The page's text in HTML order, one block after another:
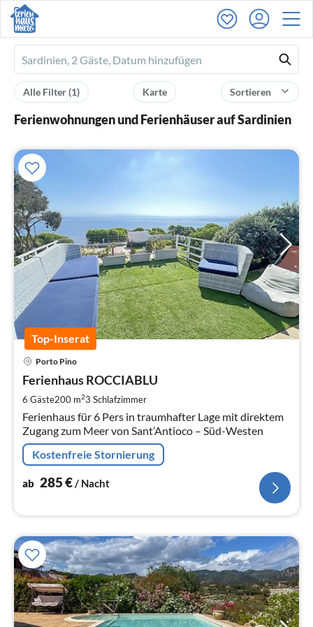
Ferienhausmiete
logo
Sortieren
Karte
Alle Filter(1)
Ferienwohnungen und Ferienhäuser auf Sardinien
Top-Inserat
Porto Pino
Ferienhaus ROCCIABLU
6 Gäste200 m23 Schlafzimmer
Ferienhaus für 6 Pers in traumhafter Lage mit direktem
Zugang zum Meer von Sant’Antioco – Süd-Westen
Kostenfreie Stornierung
ab 285€/ Nacht